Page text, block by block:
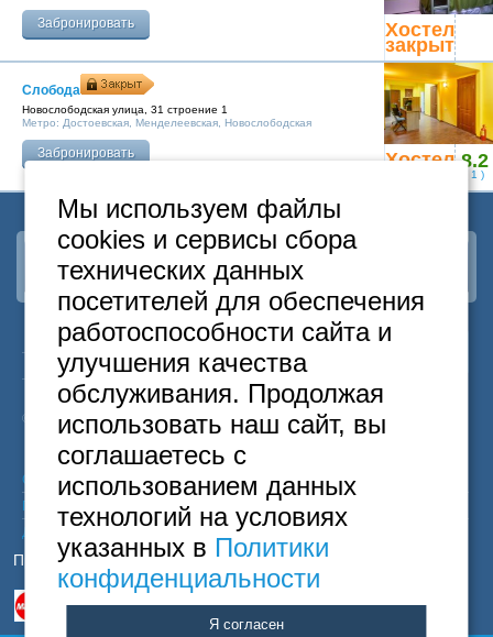
Забронировать Хостел
закрыт
Слобода
Новослободская улица, 31 строение 1
Метро: Достоевская Менделеевская Новослободская
Забронировать Хостел 8.2
1 )
Наша группа ВКонтакте
Москва
Санкт-Петербург
Бесплатный
+7 495 646-74-40
+7 812
418-22-18
8 800 222-58-32
© 2015 Hostels of Moscow. Все права защищены.
Согласие на обработку персональных данных
Политика конфиденциальности
Договор оферты
Принимаем к оплате
Мы используем файлы
cookies и сервисы сбора
технических данных
посетителей для обеспечения
работоспособности сайта и
улучшения качества
обслуживания. Продолжая
использовать наш сайт, вы
соглашаетесь с
использованием данных
технологий на условиях
указанных в Политики
конфиденциальности
Я согласен